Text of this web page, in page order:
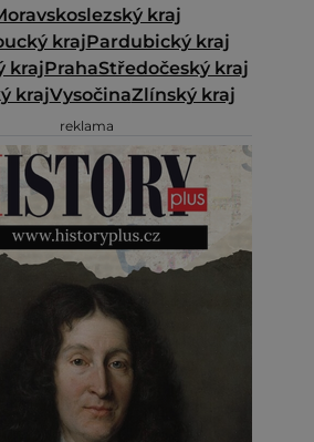
kraj
krajPardubický kraj
krajPrahaStředočeský kraj
krajVysočinaZlínský kraj
reklama